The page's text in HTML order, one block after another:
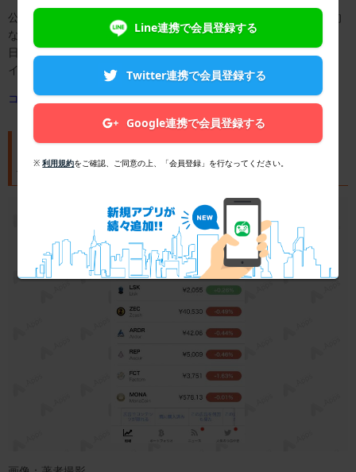
公開前の情報から成立した情報まで幅広く提供されており、本格的
な仮想通貨投資を考えている人には重要となる情報の一つです。
日々の市場情報やICO情報を手軽にチェックできるコイン相場は、
インストールしておくと便利なおすすめアプリと言えるでしょう。
コイン相場公式サイト
「コインウォッチ」で簡単にポートフォリオ
や相場チェック
Line連携で会員登録する
Twitter連携で会員登録する
Google連携で会員登録する
※利用規約をご確認、ご同意の上、「会員登録」を行なってください。